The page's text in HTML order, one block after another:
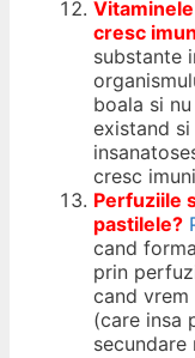
cresc
substante
boala si
existand si
cresc
Perfuziile
pastilele?
cand
prin
cand
(care insa
secundare